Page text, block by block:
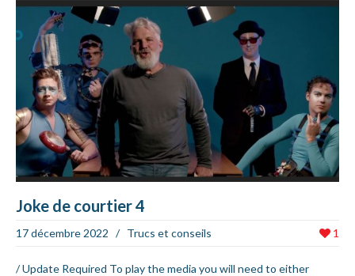
Joke de courtier 4
1
17 décembre 2022 / Trucs et conseils
/ Update Required To play the media you will need to either